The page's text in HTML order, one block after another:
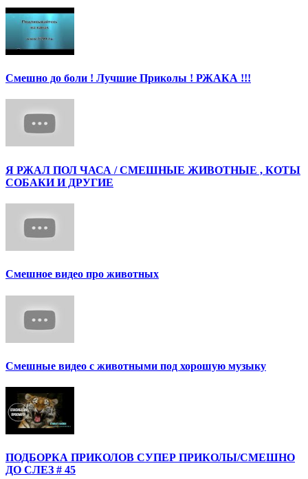
Смешно до боли ! Лучшие Приколы ! РЖАКА !!!
Я РЖАЛ ПОЛ ЧАСА / СМЕШНЫЕ ЖИВОТНЫЕ , КОТЫ
СОБАКИ И ДРУГИЕ
Смешное видео про животных
Смешные видео с животными под хорошую музыку
ПОДБОРКА ПРИКОЛОВ СУПЕР ПРИКОЛЫ/СМЕШНО
ДО СЛЕЗ # 45